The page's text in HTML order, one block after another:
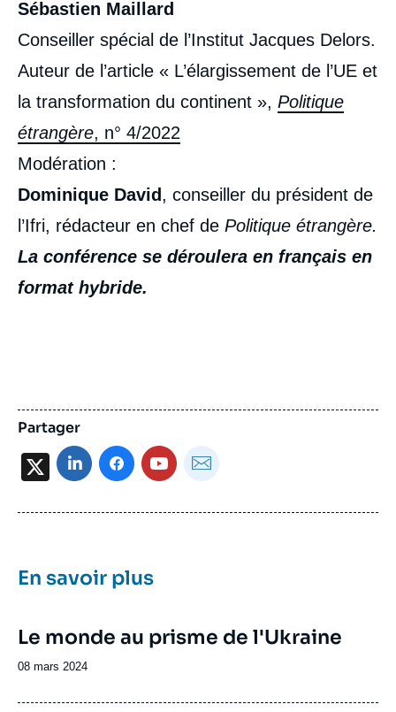
Sébastien Maillard
Conseiller spécial de l’Institut Jacques Delors.
Auteur de l’article « L’élargissement de l’UE et
la transformation du continent », Politique
étrangère, n° 4/2022
Modération :
Dominique David, conseiller du président de
l’Ifri, rédacteur en chef de Politique étrangère.
La conférence se déroulera en français en
format hybride.
Partager
X
En savoir plus
Image
de
couverture
de
publication
Le monde au prisme de l'Ukraine
Date
publication
08 mars 2024